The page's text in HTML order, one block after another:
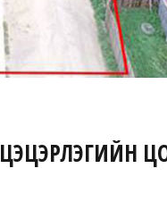
ЦЭЦЭРЛЭГИЙН